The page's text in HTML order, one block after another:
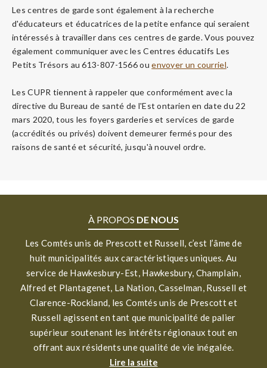
Les centres de garde sont également à la recherche
d'éducateurs et éducatrices de la petite enfance qui seraient
intéressés à travailler dans ces centres de garde. Vous pouvez
également communiquer avec les Centres éducatifs Les
Petits Trésors au 613-807-1566 ouenvoyer un courriel.
Les CUPR tiennent à rappeler que conformément avec la
directive du Bureau de santé de l'Est ontarien en date du 22
mars 2020, tous les foyers garderies et services de garde
(accrédités ou privés) doivent demeurer fermés pour des
raisons de santé et sécurité, jusqu'à nouvel ordre.
À PROPOS DE NOUS
Les Comtés unis de Prescott et Russell, c’est l’âme de
huit municipalités aux caractéristiques uniques. Au
service de Hawkesbury-Est, Hawkesbury, Champlain,
Alfred et Plantagenet, La Nation, Casselman, Russell et
Clarence-Rockland, les Comtés unis de Prescott et
Russell agissent en tant que municipalité de palier
supérieur soutenant les intérêts régionaux tout en
offrant aux résidents une qualité de vie inégalée.
Lire la suite